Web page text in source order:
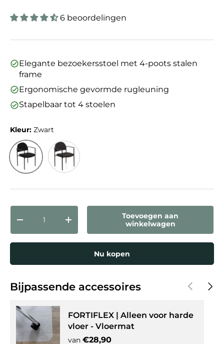
6 beoordelingen
Elegante bezoekersstoel met 4-poots stalen
frame
Ergonomische gevormde rugleuning
Stapelbaar tot 4 stoelen
Kleur: Zwart
Zwart
Aantal
Verlaag de hoeveelheidVerhoog de hoeveelheid
Toevoegen aan
winkelwagen
Nu kopen
Bijpassende accessoires Vorige
FORTIFLEX | Alleen voor harde
vloer - Vloermat
van Reguliere prijs
€28,90